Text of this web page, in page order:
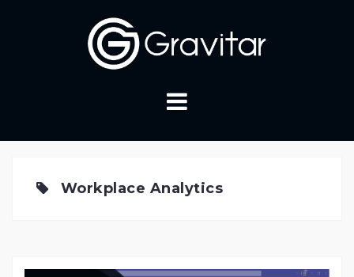
Workplace Analytics